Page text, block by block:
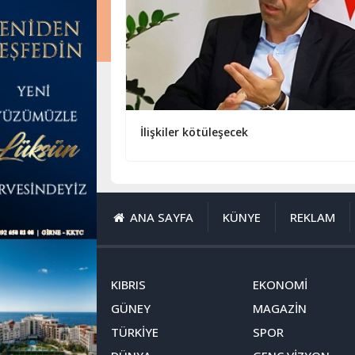
İlişkiler kötüleşecek
ANA SAYFA KÜNYE REKLAM
KIBRIS
GÜNEY
TÜRKİYE
EKONOMİ
MAGAZİN
SPOR